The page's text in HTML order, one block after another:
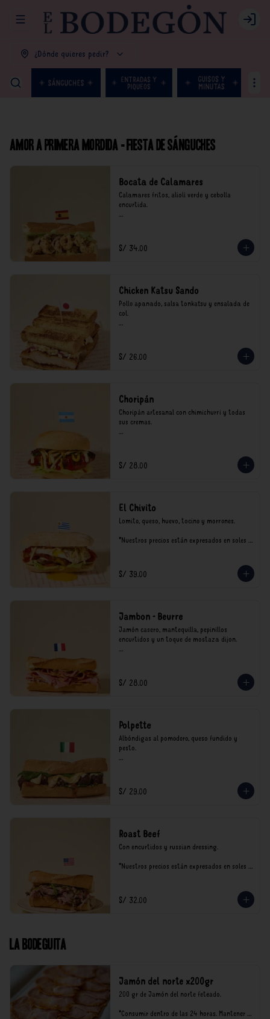
Abrir menu de navegación Login
¿Dónde quieres pedir?
Amor a primera mordida - Fiesta de Sánguches
Bocata de Calamares
Calamares fritos, alioli verde y cebolla
encurtida.
consumo.
S/ 34.00
Chicken Katsu Sando
Pollo apanado, salsa tonkatsu y ensalada de
col.
consumo.
S/ 26.00
Choripán
Choripán artesanal con chimichurri y todas
sus cremas.
consumo.
S/ 28.00
El Chivito
Lomito, queso, huevo, tocino y morrones.
*Nuestros precios están expresados en soles e
S/ 39.00
Jambon - Beurre
Jamón casero, mantequilla, pepinillos
encurtidos y un toque de mostaza dijon.
consumo.
S/ 28.00
Polpette
Albóndigas al pomodoro, queso fundido y
pesto.
consumo.
S/ 29.00
Roast Beef
Con encurtidos y russian dressing.
*Nuestros precios están expresados en soles e
S/ 32.00
La Bodeguita
Jamón del norte x200gr
200 gr de Jamón del norte feteado.
*Consumir dentro de las 24 horas. Mantener